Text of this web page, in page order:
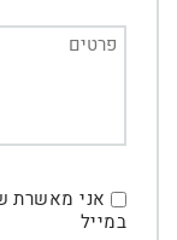
אני מאשרת
במייל